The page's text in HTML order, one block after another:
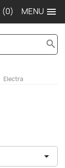

(0)
search
Electra
